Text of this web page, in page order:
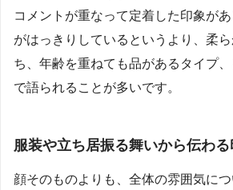
コメントが重なって定着した印象が
がはっきりしているというより、柔
ち、年齢を重ねても品があるタイプ
で語られることが多いです。
服装や立ち居振る舞いから伝わる
顔そのものよりも、全体の雰囲気に